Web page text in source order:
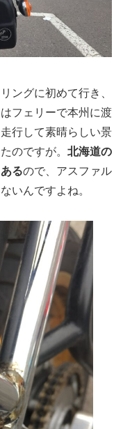
ングに初めて行き、
フェリーで本州に渡
行して素晴らしい景
のですが。 北海道の
るので、アスファル
いんですよね。